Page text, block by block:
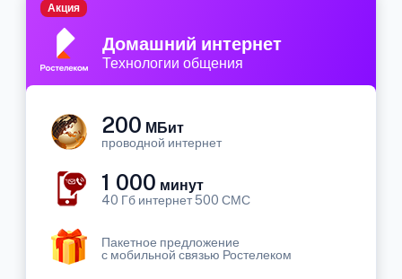
Домашний интернет
Технологии общения
Акция
200 МБит
проводной интернет
1 000 минут
40 Гб интернет 500 СМС
Пакетное предложение
с мобильной связью Ростелеком